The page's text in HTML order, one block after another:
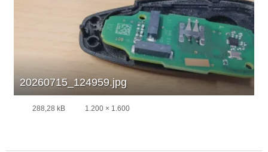
20260715_124959.jpg
288,28 kB 1.200 × 1.600